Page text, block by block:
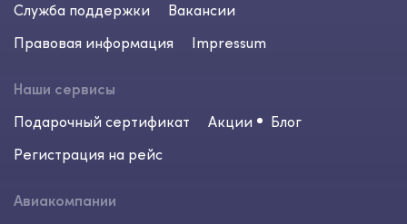
Служба поддержки
Вакансии
Правовая информация
Impressum
Наши сервисы
Подарочный сертификат
Акции
Блог
Регистрация на рейс
Авиакомпании